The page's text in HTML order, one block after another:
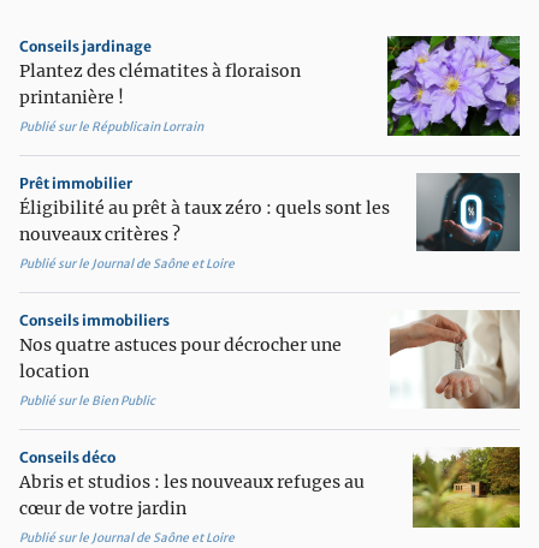
Conseils jardinage
Plantez des clématites à floraison
printanière !
Publié sur le Républicain Lorrain
Prêt immobilier
Éligibilité au prêt à taux zéro : quels sont les
nouveaux critères ?
Publié sur le Journal de Saône et Loire
Conseils immobiliers
Nos quatre astuces pour décrocher une
location
Publié sur le Bien Public
Conseils déco
Abris et studios : les nouveaux refuges au
cœur de votre jardin
Publié sur le Journal de Saône et Loire